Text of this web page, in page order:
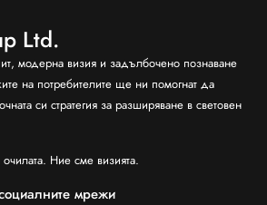
Ltd.
модерна визия и задълбочено познаване
на потребителите ще ни помогнат да
си стратегия за разширяване в световен
Ние сме визията.
мрежи